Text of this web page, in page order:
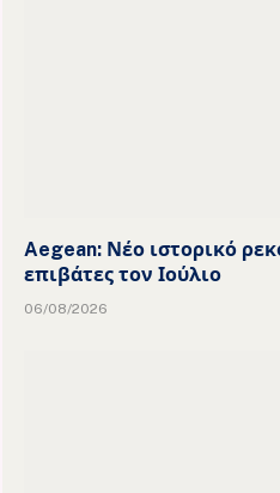
Aegean: Νέο ιστορικό
επιβάτες τον Ιούλιο
06/08/2026